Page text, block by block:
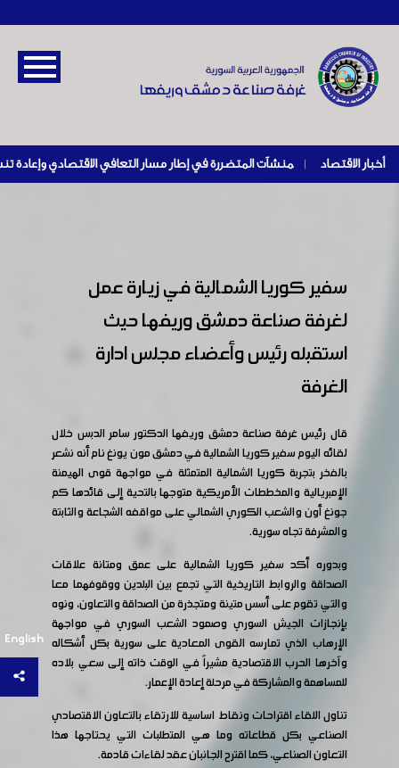
أخبار الاقتصاد |
English
سفير كوريا الشمالية في زيارة عمل
لغرفة صناعة دمشق وريفها حيث
استقبله رئيس وأعضاء مجلس ادارة
الغرفة
قال رئيس غرفة صناعة دمشق وريفها الدكتور سامر الدبس خلال
لقائه اليوم سفير كوريا الشمالية في دمشق مون يونغ نام أنه نشعر
بالفخر بتجربة كوريا الشمالية المتمثلة في مواجهة قوى الهيمنة
الإمبريالية والمخططات الأمريكية متوجها بالتحية إلى قائدها كم
جونغ أون والشعب الكوري الشمالي على مواقفه الشجاعة والثابتة
والمشرفة تجاه سورية.
وبدوره أكد سفير كوريا الشمالية على عمق ومتانة علاقات
الصداقة والروابط التاريخية التي تجمع بين البلدين ووقوفهما معا
والتي تقوم على أسس متينة ومتجذرة من الصداقة والتعاون، ونوه
بإنجازات الجيش السوري وصمود الشعب السوري في مواجهة
الإرهاب الذي تمارسه القوى المعادية على سورية بكل أشكاله
وآخرها الحرب الاقتصادية مشيراً في الوقت ذاته إلى سعي بلاده
للمساهمة والمشاركة في مرحلة إعادة الإعمار.
تناول اللقاء اقتراحات ونقاط اساسية للارتقاء بالتعاون الاقتصادي
الصناعي بكل قطاعاته وما هي المتطلبات التي يحتاجها هذا
التعاون الصناعي، كما اقترح الجانبان عقد لقاءات قادمة.